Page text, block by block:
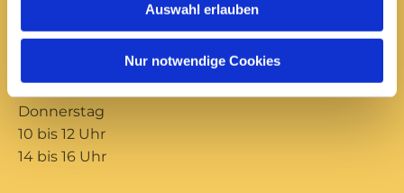
Auswahl erlauben
Nur notwendige Cookies
10 bis 12 Uhr
Donnerstag
10 bis 12 Uhr
14 bis 16 Uhr